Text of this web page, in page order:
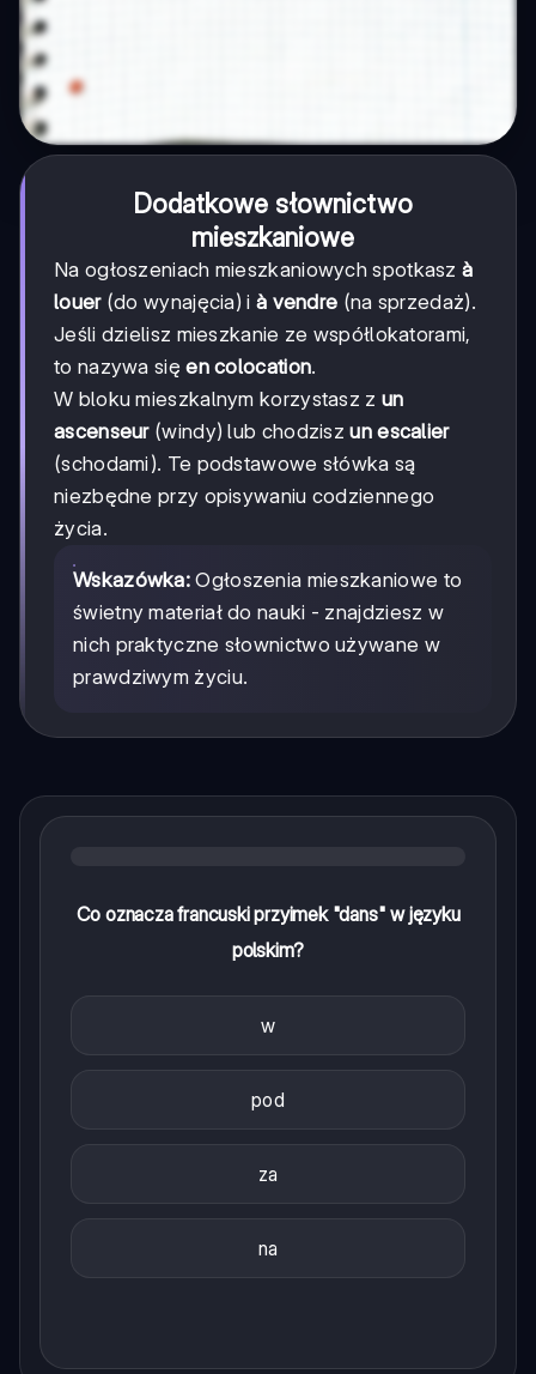
Dodatkowe słownictwo
mieszkaniowe
Na ogłoszeniach mieszkaniowych spotkasz à
louer(do wynajęcia) i à vendre (na sprzedaż).
Jeśli dzielisz mieszkanie ze współlokatorami,
to nazywa sięen colocation.
W bloku mieszkalnym korzystasz z un
ascenseur(windy) lub chodziszun escalier
(schodami). Te podstawowe słówka są
niezbędne przy opisywaniu codziennego
życia.
Wskazówka: Ogłoszenia mieszkaniowe to
świetny materiał do nauki - znajdziesz w
nich praktyczne słownictwo używane w
prawdziwym życiu.
Co oznacza francuski przyimek "dans" w języku
polskim?
w
pod
za
na